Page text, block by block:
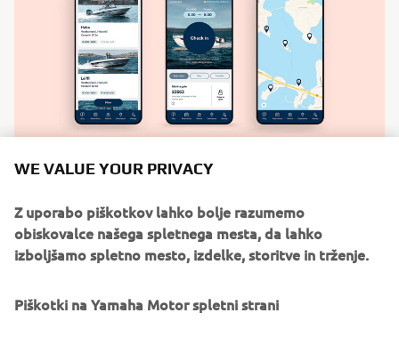
WE VALUE YOUR PRIVACY
Z uporabo piškotkov lahko bolje razumemo
obiskovalce našega spletnega mesta, da lahko
izboljšamo spletno mesto, izdelke, storitve in trženje.
Piškotki na Yamaha Motor spletni strani